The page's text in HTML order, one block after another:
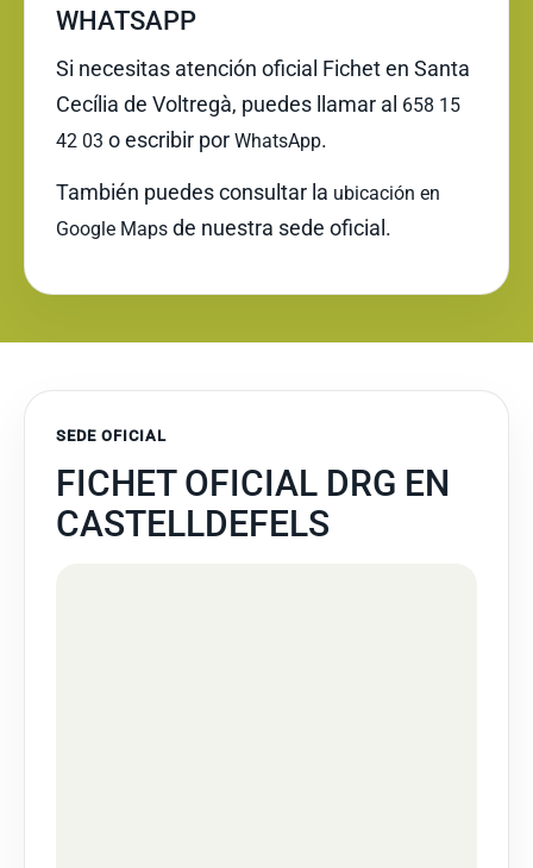
WHATSAPP
Si necesitas atención oficial Fichet en Santa
Cecília de Voltregà, puedes llamar al 658 15
42 03 o escribir por WhatsApp.
También puedes consultar la ubicación en
Google Maps de nuestra sede oficial.
SEDE OFICIAL
FICHET OFICIAL DRG EN
CASTELLDEFELS